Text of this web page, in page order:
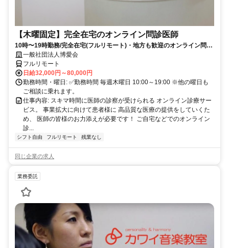
【木曜固定】完全在宅のオンライン問診医師
10時〜19時勤務/完全在宅(フルリモート)・地方も歓迎のオンライン問診
業務一般社団法人博愛会
フルリモート
日給32,000円～80,000円
勤務時間・曜日: ✅勤務時間 毎週木曜日 10:00～19:00 ※他の曜日も
ご相談に乗れます。
仕事内容: スキマ時間に医師の診察が受けられる オンライン診療サー
ビス。 事業拡大に向けて患者様に 高品質な医療の提供をしていくた
め、 医師の皆様のお力添えが必要です！ ご自宅などでのオンライン
診...
シフト自由 フルリモート 残業なし
同じ企業の求人
業務委託